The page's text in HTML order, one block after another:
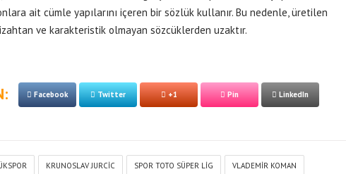
ait cümle yapılarını içeren bir sözlük kullanır. Bu nedenle, üretilen
ve karakteristik olmayan sözcüklerden uzaktır.
Facebook Twitter +1 Pin LinkedIn
KRUNOSLAV JURCIC SPOR TOTO SÜPER LIG VLADEMIR KOMAN